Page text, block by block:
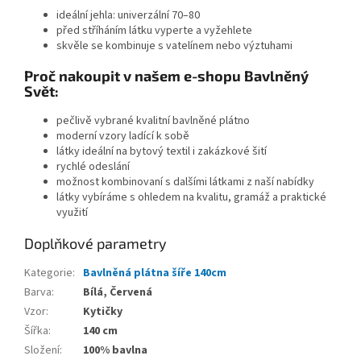
ideální jehla: univerzální 70–80
před stříháním látku vyperte a vyžehlete
skvěle se kombinuje s vatelínem nebo výztuhami
Proč nakoupit v našem e-shopu Bavlněný
Svět:
pečlivě vybrané kvalitní bavlněné plátno
moderní vzory ladící k sobě
látky ideální na bytový textil i zakázkové šití
rychlé odeslání
možnost kombinovaní s dalšími látkami z naší nabídky
látky vybíráme s ohledem na kvalitu, gramáž a praktické
využití
Doplňkové parametry
Kategorie: Bavlněná plátna šíře 140cm
Barva:
Bílá, Červená
Vzor:
Kytičky
Šířka:
140 cm
Složení:
100% bavlna